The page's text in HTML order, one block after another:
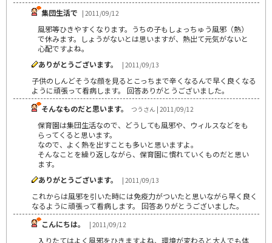
集団生活で | 2011/09/12
風邪等ひきやすくなります。うちの子もしょっちゅう風邪（熱）
で休みます。しょうがないとは思いますが、熱出て元気がないと
心配ですよね。
ありがとうございます。
| 2011/09/13
子供のしんどそうな顔を見るとこっちまで辛くなるんで早く良くなる
ように頑張って看病します。 回答ありがとうございました。
そんなものだと思います。
つうさん | 2011/09/12
保育園は集団生活なので、どうしても風邪や、ウィルスなどをも
らってくると思います。
なので、よく熱を出すことも多いと思いますよ。
そんなことを繰り返しながら、保育園に慣れていくものだと思い
ます。
ありがとうございます。
| 2011/09/13
これからは風邪を引いた時には免疫力がついたと思いながら早く良く
なるように頑張って看病します。 回答ありがとうございました。
こんにちは。
| 2011/09/12
入りたてはよく風邪をひきますよね、環境が変わると大人でも体